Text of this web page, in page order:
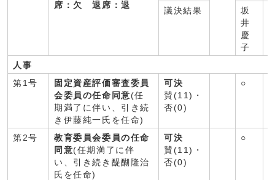
席：欠 退席：退
議決結果
坂
井
慶
子
人事
第1号
固定資産評価審査委員
会委員の任命同意 (任
期満了に伴い、引き続
き伊藤純一氏を任命)
可決
賛(11)・
否(0)
○
第2号
教育委員会委員の任命
同意(任期満了に伴
い、引き続き醍醐隆治
氏を任命)
可決
賛(11)・
否(0)
○